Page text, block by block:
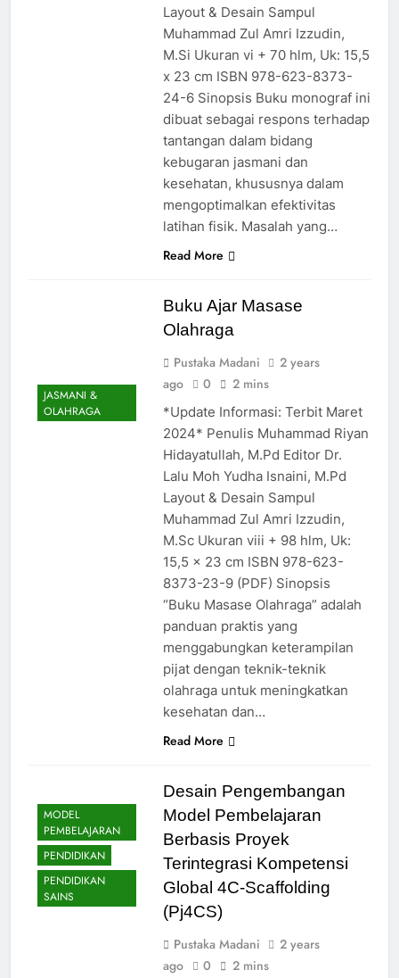
Layout & Desain Sampul
Muhammad Zul Amri Izzudin,
M.Si Ukuran vi + 70 hlm, Uk: 15,5
x 23 cm ISBN 978-623-8373-
24-6 Sinopsis Buku monograf ini
dibuat sebagai respons terhadap
tantangan dalam bidang
kebugaran jasmani dan
kesehatan, khususnya dalam
mengoptimalkan efektivitas
latihan fisik. Masalah yang…
Read More
JASMANI &
OLAHRAGA
Buku Ajar Masase
Olahraga
Pustaka Madani
2 years
ago
0 2 mins
*Update Informasi: Terbit Maret
2024* Penulis Muhammad Riyan
Hidayatullah, M.Pd Editor Dr.
Lalu Moh Yudha Isnaini, M.Pd
Layout & Desain Sampul
Muhammad Zul Amri Izzudin,
M.Sc Ukuran viii + 98 hlm, Uk:
15,5 x 23 cm ISBN 978-623-
8373-23-9 (PDF) Sinopsis
“Buku Masase Olahraga” adalah
panduan praktis yang
menggabungkan keterampilan
pijat dengan teknik-teknik
olahraga untuk meningkatkan
kesehatan dan…
Read More
MODEL
PEMBELAJARAN
PENDIDIKAN
PENDIDIKAN
SAINS
Desain Pengembangan
Model Pembelajaran
Berbasis Proyek
Terintegrasi Kompetensi
Global 4C-Scaffolding
(Pj4CS)
Pustaka Madani
2 years
ago
0 2 mins